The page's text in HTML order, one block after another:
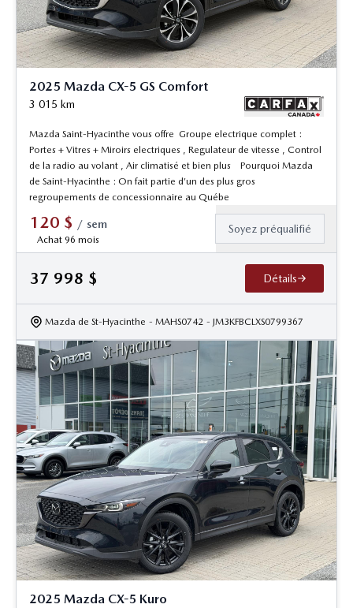
2025 Mazda CX-5 GS Comfort
3 015 km
Mazda Saint-Hyacinthe vous offre Groupe electrique complet :
Portes + Vitres + Miroirs electriques , Regulateur de vitesse , Control
de la radio au volant , Air climatisé et bien plus Pourquoi Mazda
de Saint-Hyacinthe : On fait partie d’un des plus gros
regroupements de concessionnaire au Québe
120 $ / sem
Achat 96 mois
Soyez préqualifié
37 998 $ Détails
Mazda de St-Hyacinthe - MAHS0742 - JM3KFBCLXS0799367
2025 Mazda CX-5 Kuro